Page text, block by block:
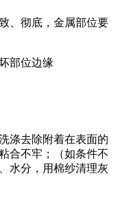
、彻底，金属部位要
部位边缘
涤去除附着在表面的
合不牢；（如条件不
水分，用棉纱清理灰